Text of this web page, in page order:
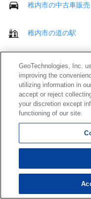
稚内市の中古車販売
稚内市の道の駅
稚内市の病院
稚内市の歯科
稚内市の接骨・鍼
稚内市の介護・福
GeoTechnologies, Inc.
improving the
utilizing information in
accept or reject
your discretion except
functioning of our site.